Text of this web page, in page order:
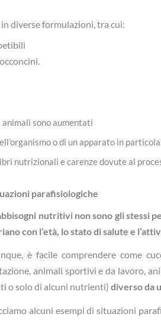
diverse formulazioni, tra cui:
animali sono aumentati
o di un apparato in
nutrizionali e carenze dovute al
parafisiologiche
nutritivi non sono gli stessi
con l’età, lo stato di salute e
è facile comprendere come
animali sportivi e da lavoro,
o solo di alcuni nutrienti) diverso da
alcuni esempi di situazioni